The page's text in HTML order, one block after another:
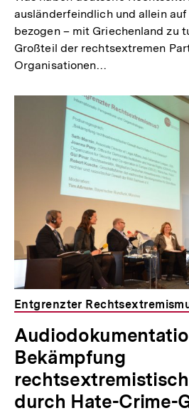
ausländerfeindlich und allein
bezogen – mit Griechenland zu
Großteil der rechtsextremen
Organisationen…
Entgrenzter
Bekämpfung
durch Hate-Crime-